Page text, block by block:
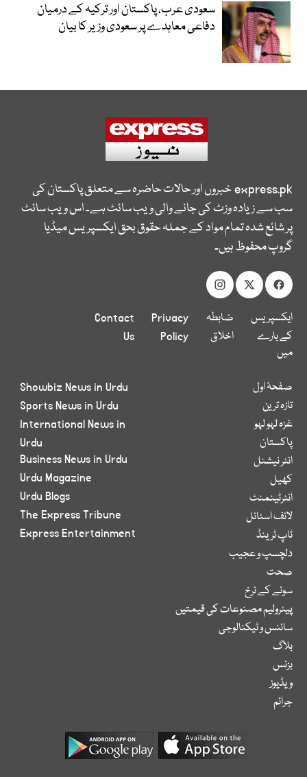
سعودی عرب، پاکستان اور ترکیہ کے درمیان
دفاعی معاہدے پر سعودی وزیر کا بیان
express.pkخبروں اور حالات حاضرہ سے متعلق پاکستان کی
سب سے زیادہ وزٹ کی جانے والی ویب سائٹ ہے۔ اس ویب سائٹ
پر شائع شدہ تمام مواد کے جملہ حقوق بحق ایکسپریس میڈیا
گروپ محفوظ ہیں۔
ایکسپریس
کے بارے
میں
ضابطہ
اخلاق
Privacy
Policy
Contact
Us
صفحۂ اول
تازہ ترین
غزہ لہو لہو
پاکستان
انٹر نیشنل
کھیل
انٹرٹینمنٹ
لائف اسٹائل
ٹاپ ٹرینڈ
دلچسپ و عجیب
صحت
سونے کے نرخ
پیٹرولیم مصنوعات کی قیمتیں
سائنس و ٹیکنالوجی
بلاگ
بزنس
ویڈیوز
جرائم
Showbiz News in Urdu
Sports News in Urdu
International News in
Urdu
Business News in Urdu
Urdu Magazine
Urdu Blogs
The Express Tribune
Express Entertainment